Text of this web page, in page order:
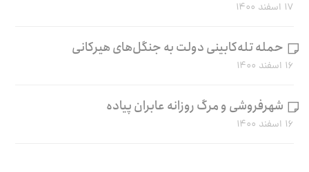
۱۷ اسفند ۱۴۰۰
حمله تله‌کابینی دولت به جنگل‌های هیرکانی
۱۶ اسفند ۱۴۰۰
شهرفروشی و مرگ روزانه عابران پیاده
۱۶ اسفند ۱۴۰۰